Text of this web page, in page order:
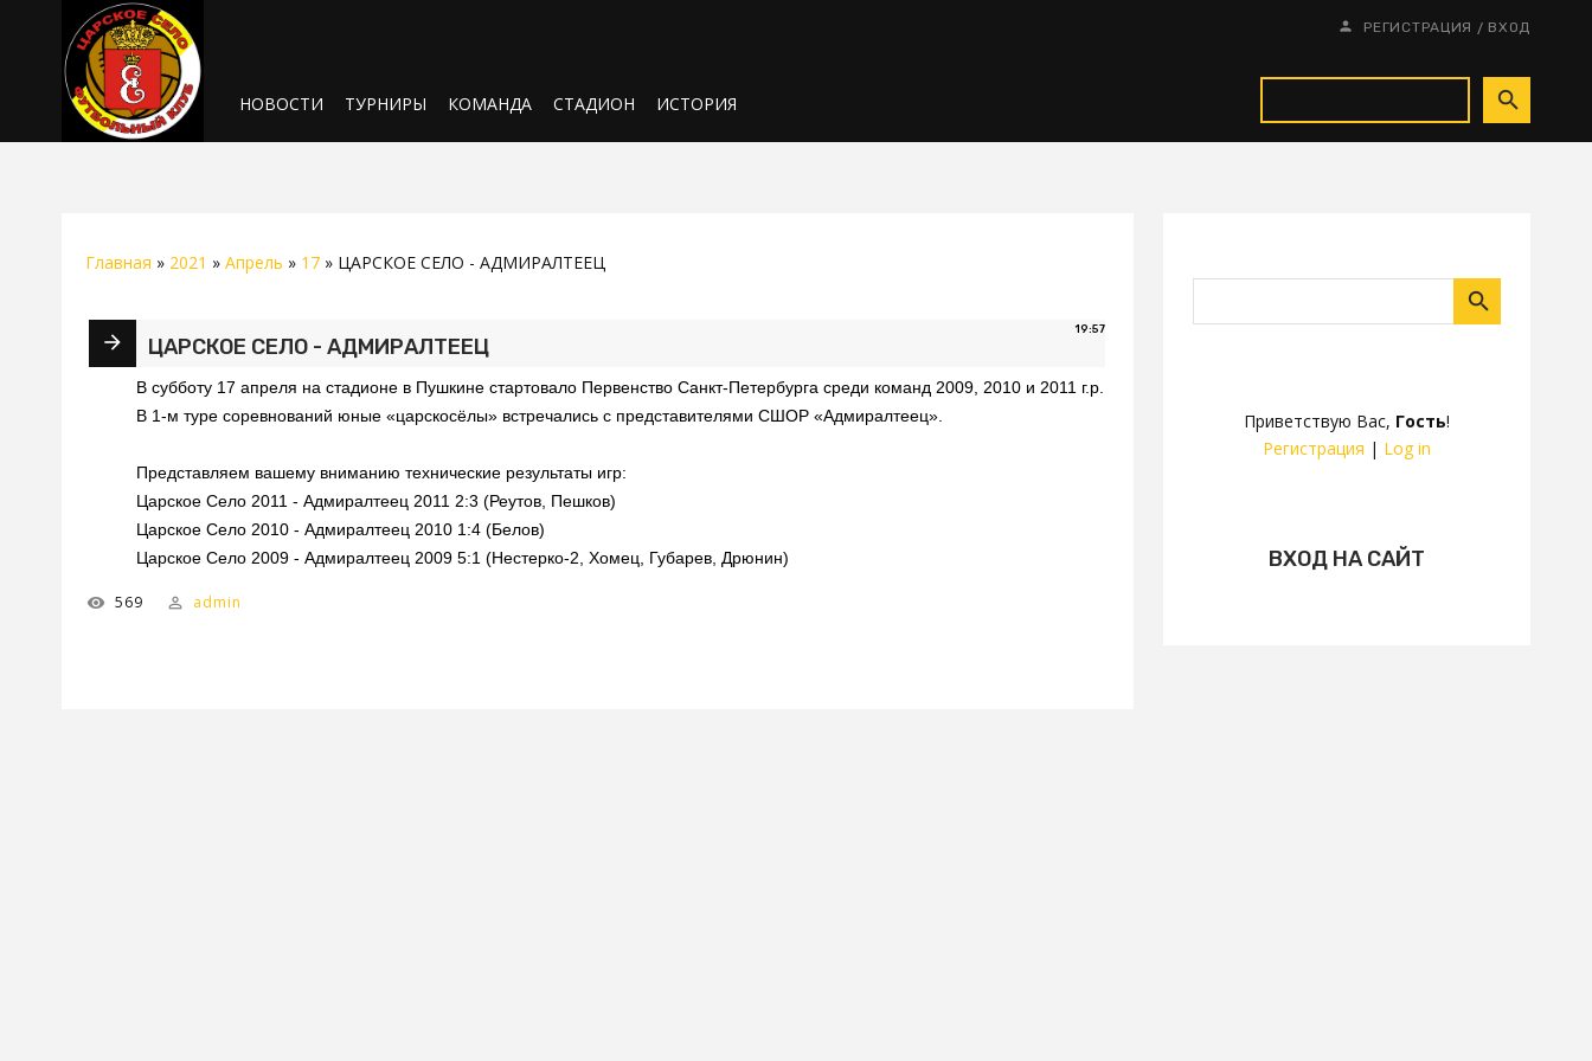
РЕГИСТРАЦИЯ / ВХОД
НОВОСТИ ТУРНИРЫ КОМАНДА СТАДИОН ИСТОРИЯ
Приветствую Вас, Гость!
Регистрация | Log in
ВХОД НА САЙТ
Главная » 2021 » Апрель » 17 » ЦАРСКОЕ СЕЛО - АДМИРАЛТЕЕЦ
19:57
ЦАРСКОЕ СЕЛО - АДМИРАЛТЕЕЦ
В субботу 17 апреля на стадионе в Пушкине стартовало Первенство Санкт-Петербурга среди команд 2009, 2010 и 2011 г.р.
В 1-м туре соревнований юные «царскосёлы» встречались с представителями СШОР «Адмиралтеец».
Представляем вашему вниманию технические результаты игр:
Царское Село 2011 - Адмиралтеец 2011 2:3 (Реутов, Пешков)
Царское Село 2010 - Адмиралтеец 2010 1:4 (Белов)
Царское Село 2009 - Адмиралтеец 2009 5:1 (Нестерко-2, Хомец, Губарев, Дрюнин)
569 admin